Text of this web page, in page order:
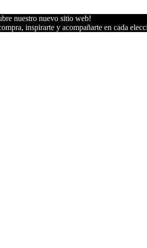
nuestro nuevo sitio web!
inspirarte y acompañarte en cada